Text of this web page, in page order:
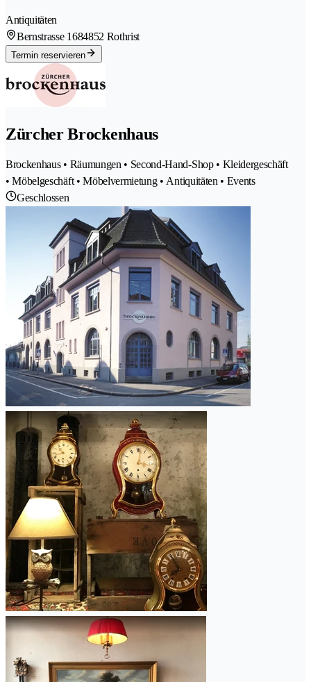
Antiquitäten
Bernstrasse 1684852 Rothrist
Termin reservieren
Zürcher Brockenhaus
Brockenhaus • Räumungen • Second-Hand-Shop • Kleidergeschäft
• Möbelgeschäft • Möbelvermietung • Antiquitäten • Events
Geschlossen